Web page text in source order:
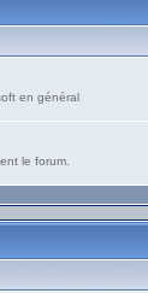
en général
le forum.